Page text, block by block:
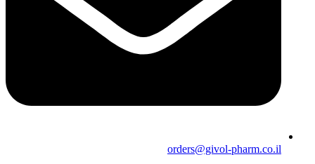
orders@givol-pharm.co.il